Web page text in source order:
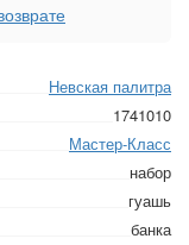
Невская палитра
1741010
Мастер-Класс
набор
гуашь
банка